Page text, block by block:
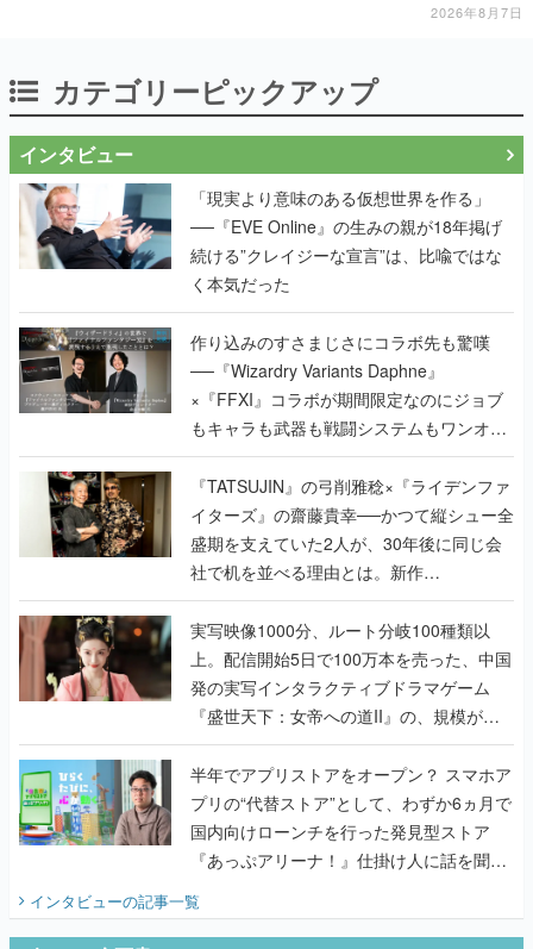
2026年8月7日
カテゴリーピックアップ
インタビュー
「現実より意味のある仮想世界を作る」
──『EVE Online』の生みの親が18年掲げ
続ける”クレイジーな宣言”は、比喩ではな
く本気だった
作り込みのすさまじさにコラボ先も驚嘆
──『Wizardry Variants Daphne』
×『FFXI』コラボが期間限定なのにジョブ
もキャラも武器も戦闘システムもワンオフ
で作り込まれた理由を両ディレクターに聞
く
『TATSUJIN』の弓削雅稔×『ライデンファ
イターズ』の齋藤貴幸──かつて縦シュー全
盛期を支えていた2人が、30年後に同じ会
社で机を並べる理由とは。新作
『TATSUJIN EXTREME』で初タッグを組
んだレジェンド2人に訊く開発秘話
実写映像1000分、ルート分岐100種類以
上。配信開始5日で100万本を売った、中国
発の実写インタラクティブドラマゲーム
『盛世天下：女帝への道II』の、規模が違
うこだわりをプロデューサーに聞いた
半年でアプリストアをオープン？ スマホア
プリの“代替ストア”として、わずか6ヵ月で
国内向けローンチを行った発見型ストア
『あっぷアリーナ！』仕掛け人に話を聞い
インタビューの記事一覧